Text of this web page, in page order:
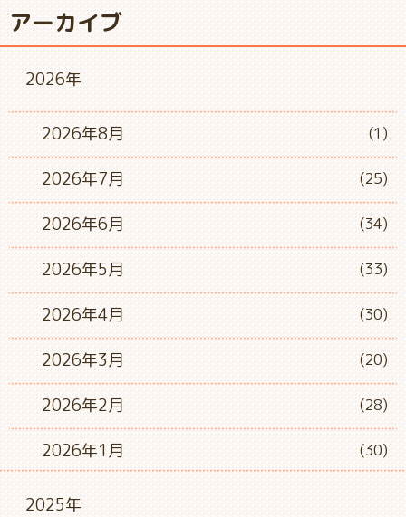
アーカイブ
2026年
2026年8月 (1)
2026年7月 (25)
2026年6月 (34)
2026年5月 (33)
2026年4月 (30)
2026年3月 (20)
2026年2月 (28)
2026年1月 (30)
2025年